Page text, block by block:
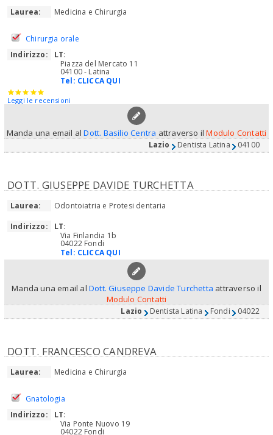
Laurea: Medicina e Chirurgia
Chirurgia orale
Indirizzo:
LT:
Piazza del Mercato 11
04100 - Latina
Tel: CLICCA QUI
Leggi le recensioni
Manda una email alDott. Basilio Centra attraverso ilModulo Contatti
Lazio Dentista Latina 04100
DOTT. GIUSEPPE DAVIDE TURCHETTA
Laurea:
Odontoiatria e Protesi dentaria
Indirizzo:
LT:
Via Finlandia 1b
04022 Fondi
Tel: CLICCA QUI
Manda una email al Dott. Giuseppe Davide Turchetta attraverso il
Modulo Contatti
Lazio Dentista Latina Fondi 04022
DOTT. FRANCESCO CANDREVA
Laurea: Medicina e Chirurgia
Gnatologia
Indirizzo:
LT:
Via Ponte Nuovo 19
04022 Fondi